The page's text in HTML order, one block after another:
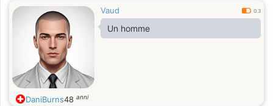
Vaud 0.3
Un homme
DaniBurns48 anni